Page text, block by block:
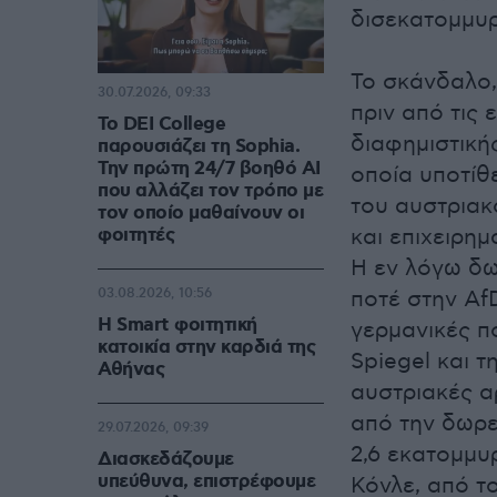
Το
πριν από
οποία
του
και
Η εν λόγω
ποτέ στην
γερμανικές
Spiegel και
αυστριακές
από την
2,6
Κόνλε, από
Το DEI College
παρουσιάζει τη Sophia.
Την πρώτη 24/7 βοηθό AI
που αλλάζει τον τρόπο με
τον οποίο μαθαίνουν οι
φοιτητές
30.07.2026, 09:33
Η Smart φοιτητική
κατοικία στην καρδιά της
Αθήνας
03.08.2026, 10:56
Διασκεδάζουμε
υπεύθυνα, επιστρέφουμε
29.07.2026, 09:39